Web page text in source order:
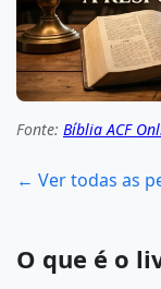
Fonte: Bíblia ACF
← Ver todas as
O que é o